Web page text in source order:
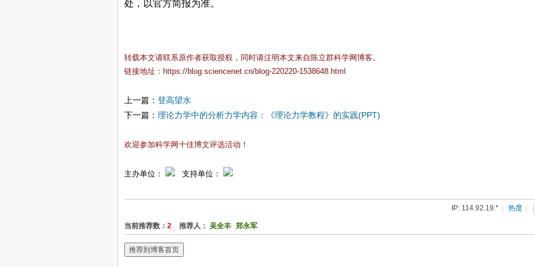
处，以官方简报为准。
转载本文请联系原作者获取授权，同时请注明本文来自陈立群科学网博客。
链接地址： https://blog.sciencenet.cn/blog-220220-1538648.html
上一篇： 登高望水
下一篇： 理论力学中的分析力学内容：《理论力学教程》的实践(PPT)
欢迎参加科学网十佳博文评选活动！
主办单位： 支持单位：
IP: 114.92.19.* | 热度 |
当前推荐数： 2 推荐人： 吴全丰 郑永军
推荐到博客首页